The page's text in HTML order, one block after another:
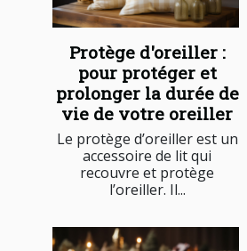
Protège d'oreiller :
pour protéger et
prolonger la durée de
vie de votre oreiller
Le protège d’oreiller est un
accessoire de lit qui
recouvre et protège
l’oreiller. Il...